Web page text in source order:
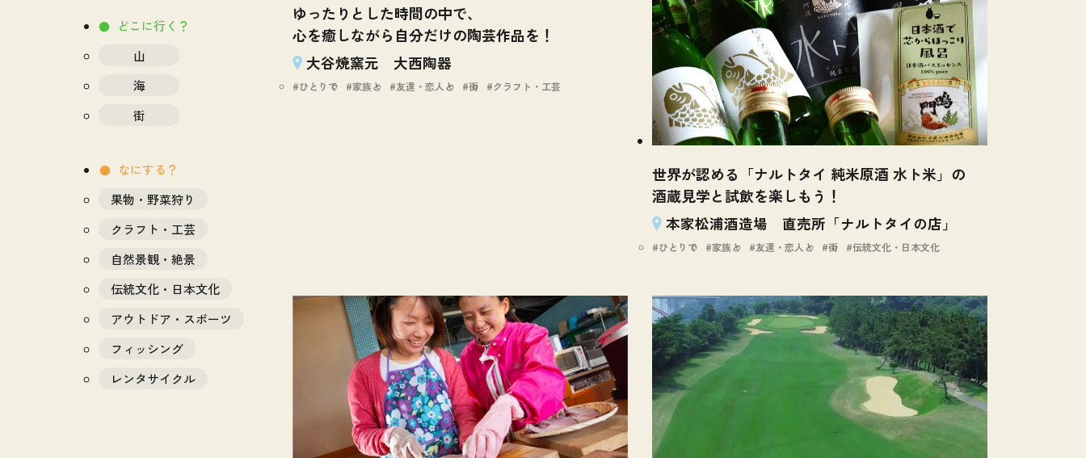
どこに行く？
山
海
街
なにする？
果物・野菜狩り
クラフト・工芸
自然景観・絶景
伝統文化・日本文化
アウトドア・スポーツ
フィッシング
レンタサイクル
ゆったりとした時間の中で、
心を癒しながら自分だけの陶芸作品を！
大谷焼窯元 大西陶器
ひとりで 家族と 友達・恋人と 街 クラフト・工芸
世界が認める「ナルトタイ 純米原酒 水ト米」の
酒蔵見学と試飲を楽しもう！
本家松浦酒造場 直売所「ナルトタイの店」
ひとりで 家族と 友達・恋人と 街 伝統文化・日本文化